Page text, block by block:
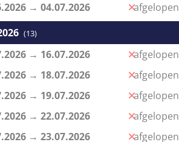
genieten van de adembenemende
vanaf 1 mei. Meerprijs:54 euro.
- Benagil
je anders niet zou kunnen
aan deze kayak activiteit is
te kunnen genieten. Meerprijs:
→04.07.2026 afgelopen
(13)
→ 16.07.2026 afgelopen
→ 18.07.2026 afgelopen
→ 19.07.2026 afgelopen
→22.07.2026 afgelopen
→23.07.2026 afgelopen